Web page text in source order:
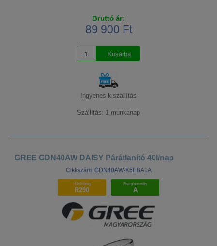
Bruttó ár:
89 900 Ft
Ingyenes kiszállítás
Szállítás: 1 munkanap
GREE GDN40AW DAISY Párátlanító 40l/nap
Cikkszám: GDN40AW-K5EBA1A
Hűtőközeg
R290
Energiaosztály
A